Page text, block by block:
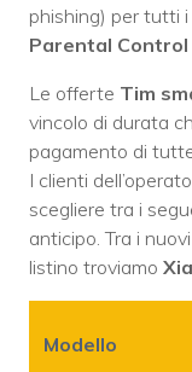
phishing) per tutti
Parental Control
Le offerte Tim
vincolo di durata
pagamento di
I clienti
scegliere tra i
anticipo. Tra i
listino troviamo
Modello